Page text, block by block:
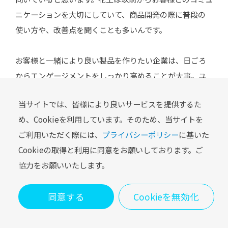
当サイトでは、皆様により良いサービスを提供するた
め、Cookieを利用しています。そのため、当サイトを
ご利用いただく際には、 プライバシーポリシーに基いた
Cookieの取得と利用に同意をお願いしております。ご
協力をお願いいたします。
Cookieを無効化
同意する
ニケーションを大切にしていて、商品開発の際に普段の
使い方や、改善点を聞くことも多いんです。
お客様と一緒により良い製品を作りたい企業は、日ごろ
からエンゲージメントをしっかり高めることが大事。ユ
ションを通じてエンゲージメントを確立するのがよいの
ではないでしょうか。
――今後、「肌レコ」の施策をどのように発展させていきた
いですか。
秦：スマートフォンで手軽に体験できるという強みを生